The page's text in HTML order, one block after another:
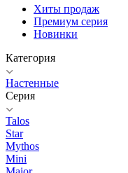
Хиты продаж
Премиум серия
Новинки
Категория
Настенные
Серия
Talos
Star
Mythos
Mini